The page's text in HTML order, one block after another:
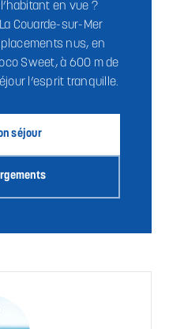
en vue ?
Couarde-sur-Mer
nus, en
Sweet, à 600 m de
l’esprit tranquille.
séjour